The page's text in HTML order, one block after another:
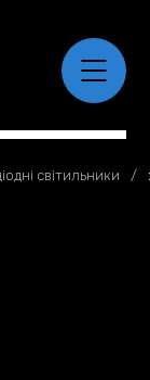
світильники